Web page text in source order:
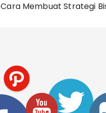
Cara Membuat Strategi